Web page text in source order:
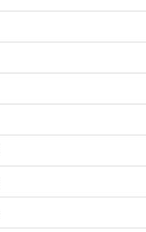
Januar 2018
Mai 2017